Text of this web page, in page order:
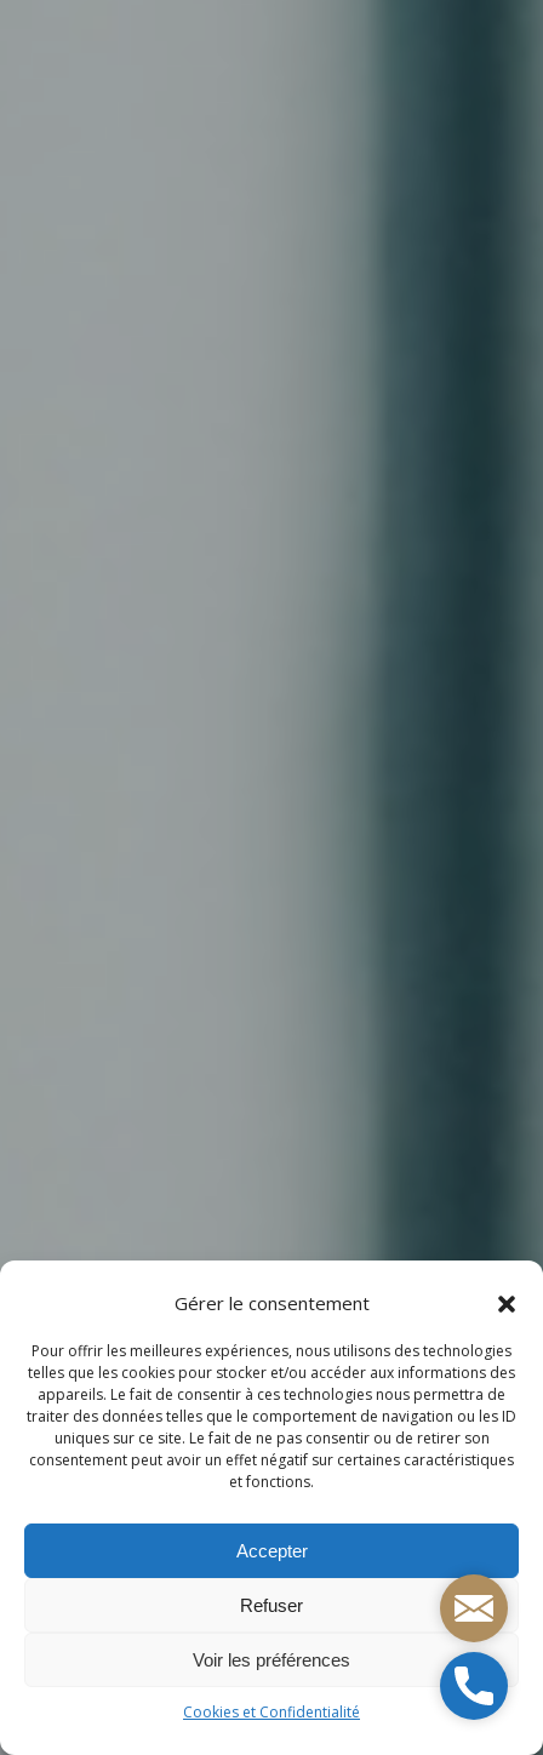
Gérer le consentement
Pour offrir les meilleures expériences, nous utilisons des technologies
telles que les cookies pour stocker et/ou accéder aux informations des
appareils. Le fait de consentir à ces technologies nous permettra de
traiter des données telles que le comportement de navigation ou les ID
uniques sur ce site. Le fait de ne pas consentir ou de retirer son
consentement peut avoir un effet négatif sur certaines caractéristiques
et fonctions.
Accepter
Refuser
Voir les préférences
Cookies et Confidentialité
Mail